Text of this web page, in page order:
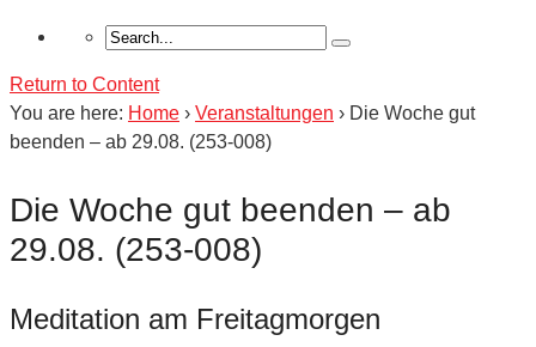
Return to Content
You are here: Home › Veranstaltungen › Die Woche gut
beenden – ab 29.08. (253-008)
Die Woche gut beenden – ab
29.08. (253-008)
Meditation am Freitagmorgen